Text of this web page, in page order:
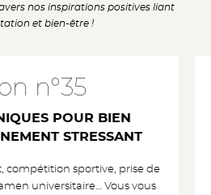
nos inspirationspositives liant
et bien-être !
n°35
POUR BIEN
STRESSANT
compétition sportive, prise de
universitaire… Vous vous